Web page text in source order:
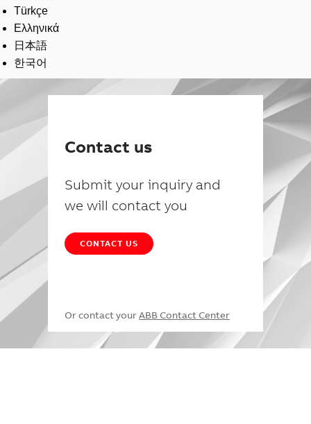
Türkçe
Ελληνικά
日本語
한국어
Contact us
Submit your inquiry and
we will contact you
CONTACT US
Or contact your ABB Contact Center